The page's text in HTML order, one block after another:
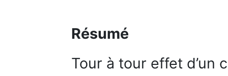
Résumé
Tour à tour effet d’un